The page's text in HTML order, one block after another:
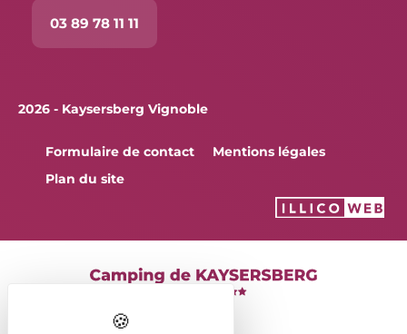
03 89 78 11 11
2026 - Kaysersberg Vignoble
Formulaire de contact
Mentions légales
Plan du site